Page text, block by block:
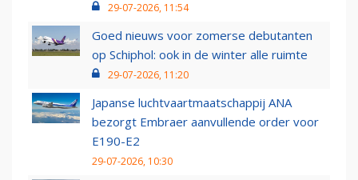
29-07-2026, 11:54
Goed nieuws voor zomerse debutanten
op Schiphol: ook in de winter alle ruimte
29-07-2026, 11:20
Japanse luchtvaartmaatschappij ANA
bezorgt Embraer aanvullende order voor
E190-E2
29-07-2026, 10:30